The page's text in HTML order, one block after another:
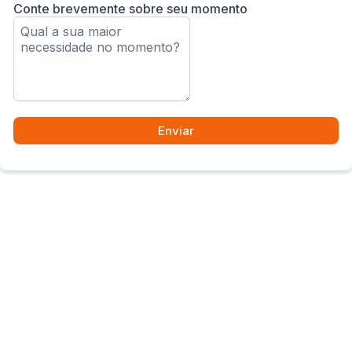
Conte brevemente sobre seu momento
Enviar